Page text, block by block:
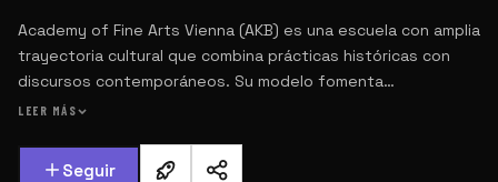
Academy of Fine Arts Vienna (AKB) es una escuela con amplia
trayectoria cultural que combina prácticas históricas con
discursos contemporáneos. Su modelo fomenta
investigación, crítica y exploración conceptual.
LEER MÁS
Seguir